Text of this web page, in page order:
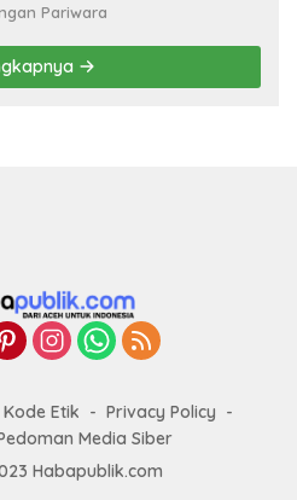
Pariwara
Kode Etik
Privacy Policy
Media Siber
Habapublik.com